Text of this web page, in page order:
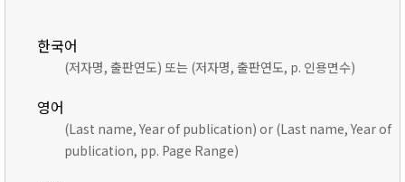
한국어
(저자명, 출판연도) 또는 (저자명, 출판연도, p. 인용면수)
영어
(Last name, Year of publication) or (Last name, Year of
publication, pp. Page Range)